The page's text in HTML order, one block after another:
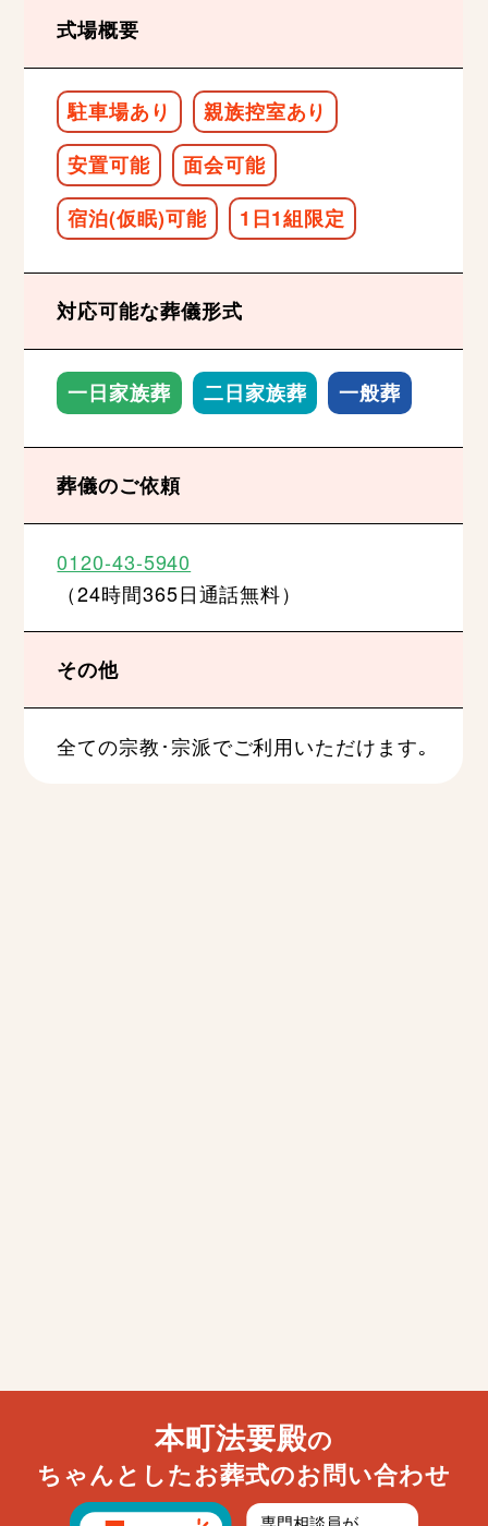
式場概要
駐車場あり
親族控室あり
安置可能
面会可能
宿泊(仮眠)可能
1日1組限定
対応可能な葬儀形式
一日家族葬 二日家族葬 一般葬
葬儀のご依頼
0120-43-5940
（24時間365日通話無料）
その他
全ての宗教･宗派でご利用いただけます｡
本町法要殿の
ちゃんとしたお葬式のお問い合わせ